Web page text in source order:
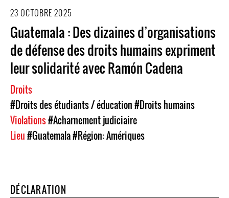
23 OCTOBRE 2025
Guatemala : Des dizaines d’organisations
de défense des droits humains expriment
leur solidarité avec Ramón Cadena
Droits
#Droits des étudiants / éducation#Droits humains
Violations#Acharnement judiciaire
Lieu#Guatemala#Région: Amériques
DÉCLARATION